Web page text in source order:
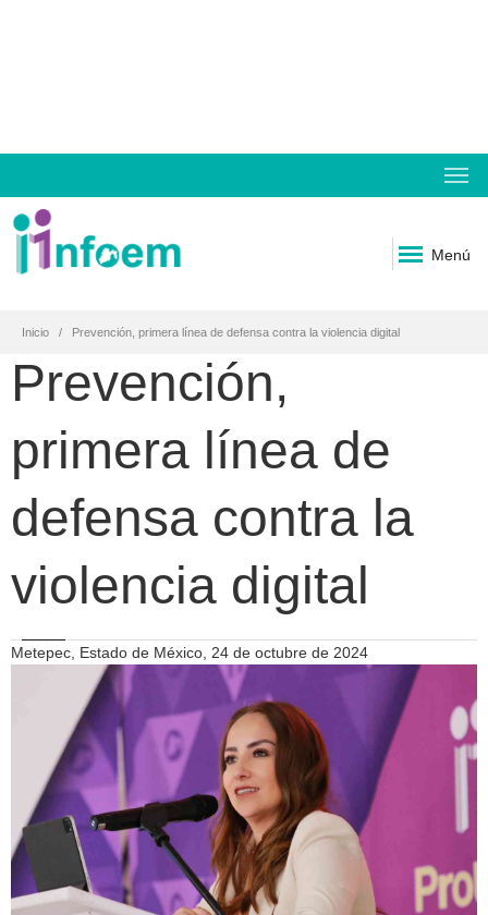
Menú
Inicio Prevención, primera línea de defensa contra la violencia digital
Prevención,
primera línea de
defensa contra la
violencia digital
Metepec, Estado de México, 24 de octubre de 2024